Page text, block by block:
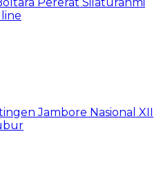
Jambore Nasional XII